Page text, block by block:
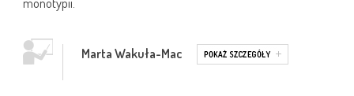
Marta Wakuła-Mac